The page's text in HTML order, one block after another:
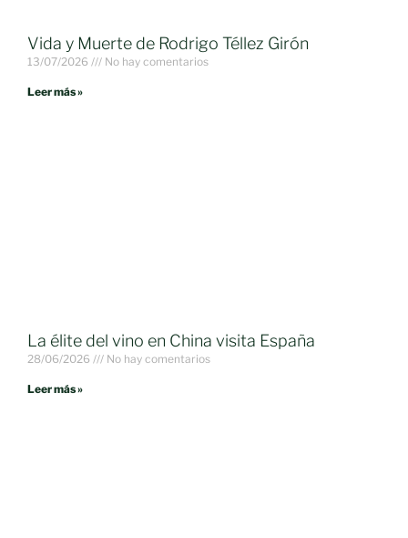
Vida y Muerte de Rodrigo Téllez Girón
13/07/2026 No hay comentarios
Leer más »
La élite del vino en China visita España
28/06/2026 No hay comentarios
Leer más »